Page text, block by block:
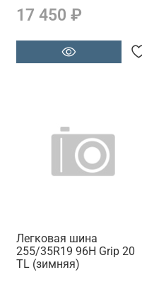
17 450 ₽
Легковая шина
255/35R19 96H Grip 20
TL (зимняя)